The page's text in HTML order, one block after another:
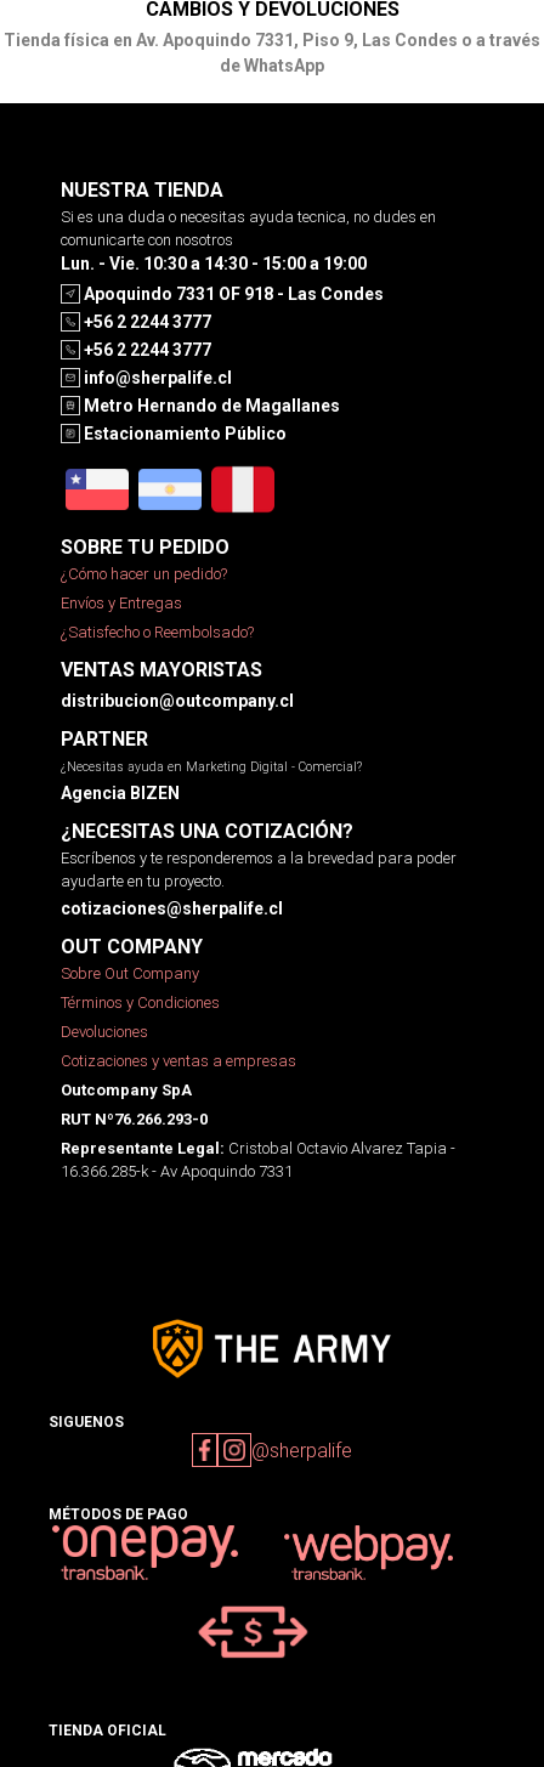
CAMBIOS Y DEVOLUCIONES
Tienda física en Av. Apoquindo 7331, Piso 9, Las Condes o a través
de WhatsApp
NUESTRA TIENDA
Si es una duda o necesitas ayuda tecnica, no dudes en
comunicarte con nosotros
Lun. - Vie. 10:30 a 14:30 - 15:00 a 19:00
Apoquindo 7331 OF 918 - Las Condes
+56 2 2244 3777
+56 2 2244 3777
info@sherpalife.cl
Metro Hernando de Magallanes
Estacionamiento Público
SOBRE TU PEDIDO
¿Cómo hacer un pedido?
Envíos y Entregas
¿Satisfecho o Reembolsado?
VENTAS MAYORISTAS
distribucion@outcompany.cl
PARTNER
¿Necesitas ayuda en Marketing Digital - Comercial?
Agencia BIZEN
¿NECESITAS UNA COTIZACIÓN?
Escríbenos y te responderemos a la brevedad para poder
ayudarte en tu proyecto.
cotizaciones@sherpalife.cl
OUT COMPANY
Sobre Out Company
Términos y Condiciones
Devoluciones
Cotizaciones y ventas a empresas
Outcompany SpA
RUT Nº76.266.293-0
Representante Legal: Cristobal Octavio Alvarez Tapia -
16.366.285-k - Av Apoquindo 7331
SIGUENOS
@sherpalife
MÉTODOS DE PAGO
TIENDA OFICIAL